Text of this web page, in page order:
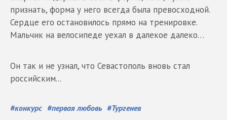
признать, форма у него всегда была превосходной.
Сердце его остановилось прямо на тренировке.
Мальчик на велосипеде уехал в далекое далеко…
Он так и не узнал, что Севастополь вновь стал
российским...
#конкурс #первая любовь #Тургенев